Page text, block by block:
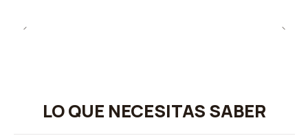
LO QUE NECESITAS SABER